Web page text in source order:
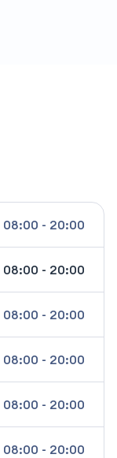
08:00 - 20:00
08:00 - 20:00
08:00 - 20:00
08:00 - 20:00
08:00 - 20:00
08:00 - 20:00